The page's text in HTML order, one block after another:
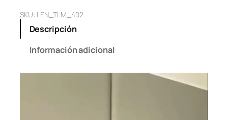
SKU: LEN_TLM_402
Descripción
Información adicional